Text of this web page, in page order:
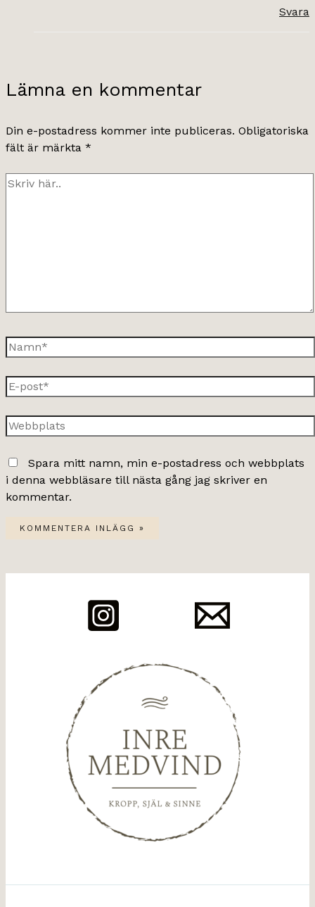
Svara
Lämna en kommentar
Din e-postadress kommer inte publiceras. Obligatoriska
fält är märkta *
Skriv
Namn*
E-
post*
Webbplats
Spara mitt namn, min e-postadress och webbplats
i denna webbläsare till nästa gång jag skriver en
kommentar.